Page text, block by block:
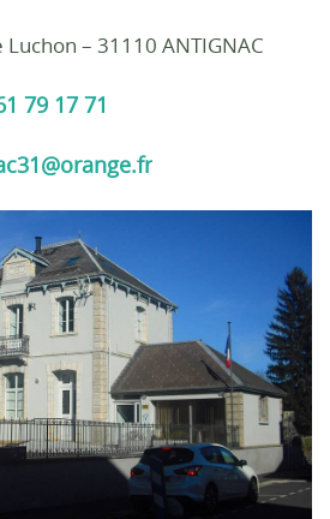
– 31110 ANTIGNAC
79 17 71